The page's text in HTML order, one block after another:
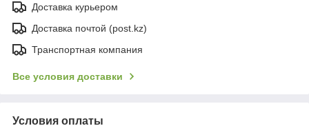
Доставка курьером
Доставка почтой (post.kz)
Транспортная компания
Все условия доставки
Условия оплаты